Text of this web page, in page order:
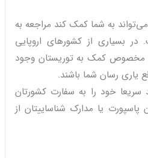
به شما کمک کند مراجعه به
بسیاری از کشورهای اروپایی
مخصوص کمک به توریستان وجود
یاری رسان شما باشند.
خود را به سفارت کشورتان
یا مدارک شناساییتان از